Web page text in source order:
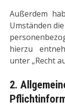
Außerdem
Umständen
hierzu
unter „Recht
2.